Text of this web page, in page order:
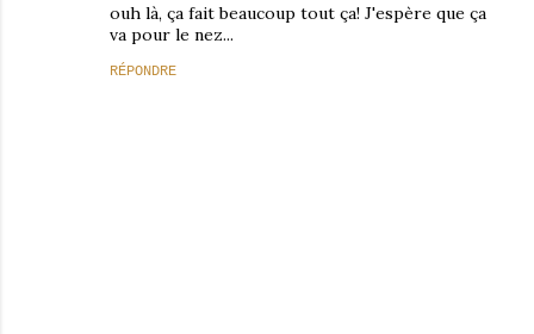
ouh là, ça fait beaucoup tout ça! J'espère que ça
va pour le nez...
RÉPONDRE